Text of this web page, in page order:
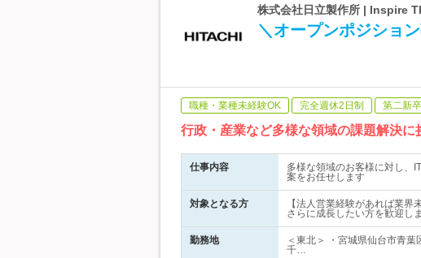
株式会社日立製作所 | Inspire
＼オープンポジショ
職種・業種未経験OK 完全週休2日制 第二新
行政・産業など多様な領域の課題解決
仕事内容
多様な領域のお客様に対し、
案をお任せします
対象となる方
【法人営業経験があれば業
さらに成長したい方を歓迎しま
勤務地
＜東北＞ ・宮城県仙台市青
千…